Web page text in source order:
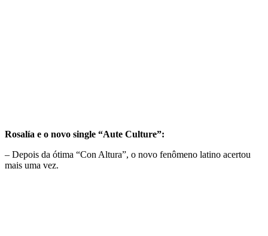
Rosalía e o novo single “Aute Culture”:
– Depois da ótima “Con Altura”, o novo fenômeno latino acertou
mais uma vez.